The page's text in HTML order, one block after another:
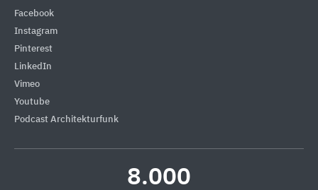
Facebook
Instagram
Pinterest
LinkedIn
Vimeo
Youtube
Podcast Architekturfunk
8.000